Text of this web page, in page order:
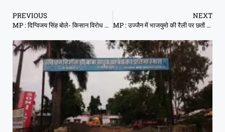
PREVIOUS
MP : दिग्विजय सिंह बोले- किसान विरोध कर रहे हैं लेकिन कांग्रेसी सो रहे हैं
NEXT
MP : उज्जैन में भाजयुमो की रैली पर छतों से जबरदस्त पथराव